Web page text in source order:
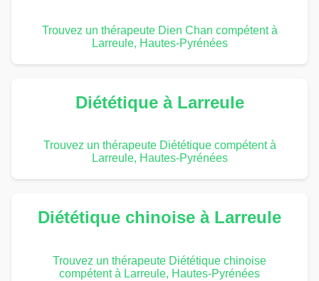
Trouvez un thérapeute Dien Chan compétent à
Larreule, Hautes-Pyrénées
Diététique à Larreule
Trouvez un thérapeute Diététique compétent à
Larreule, Hautes-Pyrénées
Diététique chinoise à Larreule
Trouvez un thérapeute Diététique chinoise
compétent à Larreule, Hautes-Pyrénées